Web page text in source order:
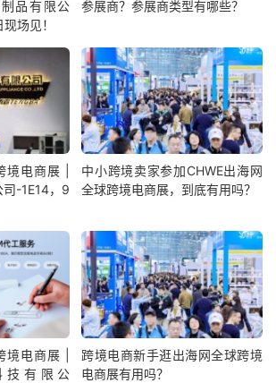
品有限公
场见！
参展商？参展商类型有哪些？
境电商展 |
-1E14，9
中小跨境卖家参加CHWE出海网
全球跨境电商展，到底有用吗？
境电商展 |
技有限公
跨境电商新手逛出海网全球跨境
电商展有用吗？